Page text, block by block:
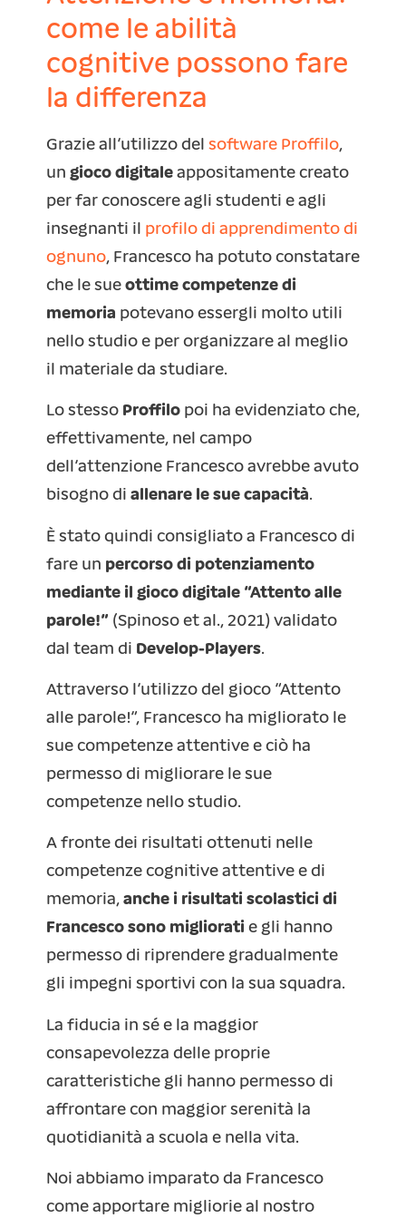
come le abilità
cognitive possono fare
la differenza
Grazie all’utilizzo del software Proffilo,
un gioco digitale appositamente creato
per far conoscere agli studenti e agli
insegnanti il profilo di apprendimento di
ognuno, Francesco ha potuto constatare
che le sue ottime competenze di
memoria potevano essergli molto utili
nello studio e per organizzare al meglio
il materiale da studiare.
Lo stesso Proffilo poi ha evidenziato che,
effettivamente, nel campo
dell’attenzione Francesco avrebbe avuto
bisogno di allenare le sue capacità.
È stato quindi consigliato a Francesco di
fare un percorso di potenziamento
mediante il gioco digitale “Attento alle
parole!” (Spinoso et al., 2021) validato
dal team di Develop-Players.
Attraverso l’utilizzo del gioco “Attento
alle parole!”, Francesco ha migliorato le
sue competenze attentive e ciò ha
permesso di migliorare le sue
competenze nello studio.
A fronte dei risultati ottenuti nelle
competenze cognitive attentive e di
memoria, anche i risultati scolastici di
Francesco sono migliorati e gli hanno
permesso di riprendere gradualmente
gli impegni sportivi con la sua squadra.
La fiducia in sé e la maggior
consapevolezza delle proprie
caratteristiche gli hanno permesso di
affrontare con maggior serenità la
quotidianità a scuola e nella vita.
Noi abbiamo imparato da Francesco
come apportare migliorie al nostro